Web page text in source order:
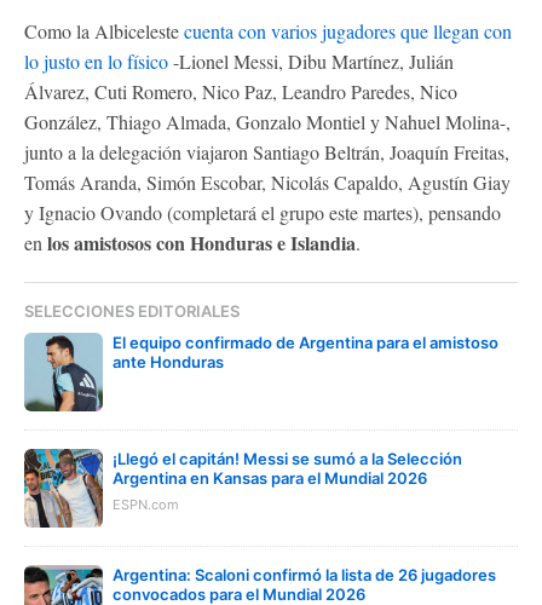
Como la Albicelestecuenta con varios jugadores que llegan con
lo justo en lo físico-Lionel Messi, Dibu Martínez, Julián
Álvarez, Cuti Romero, Nico Paz, Leandro Paredes, Nico
González, Thiago Almada, Gonzalo Montiel y Nahuel Molina-,
junto a la delegación viajaron Santiago Beltrán, Joaquín Freitas,
Tomás Aranda, Simón Escobar, Nicolás Capaldo, Agustín Giay
y Ignacio Ovando (completará el grupo este martes), pensando
en los amistosos con Honduras e Islandia.
SELECCIONES EDITORIALES
El equipo confirmado de Argentina para el amistoso
ante Honduras
¡Llegó el capitán! Messi se sumó a la Selección
Argentina en Kansas para el Mundial 2026
ESPN.com
Argentina: Scaloni confirmó la lista de 26 jugadores
convocados para el Mundial 2026